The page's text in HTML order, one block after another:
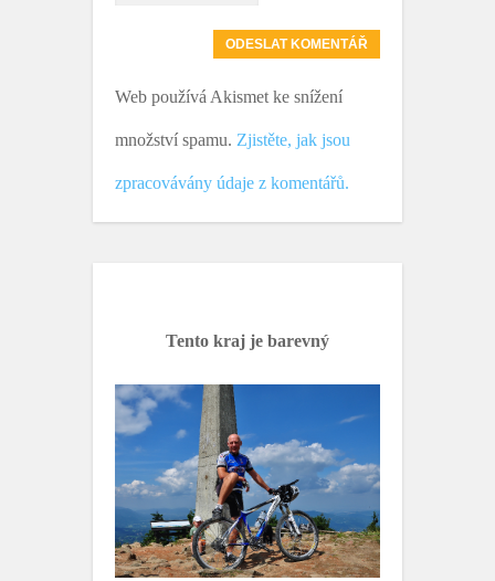
Web používá Akismet ke snížení
množství spamu. Zjistěte, jak jsou
zpracovávány údaje z komentářů.
Tento kraj je barevný